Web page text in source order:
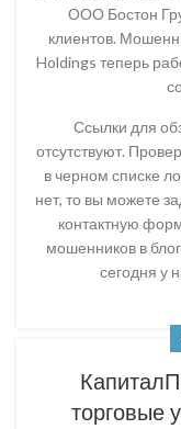
ООО Бостон
клиентов.
Holdings теперь
Ссылки для
отсутствуют.
в черном списке
нет, то вы можете
контактную
мошенников в
сегодня у
торговые